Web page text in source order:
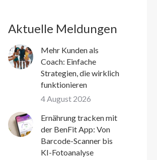
Aktuelle Meldungen
Mehr Kunden als
Coach: Einfache
Strategien, die wirklich
funktionieren
4 August 2026
Ernährung tracken mit
der BenFit App: Von
Barcode-Scanner bis
KI-Fotoanalyse